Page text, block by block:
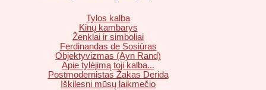
Tylos kalba
Kinų kambarys
Ženklai ir simboliai
Ferdinandas de Sosiūras
Objektyvizmas (Ayn Rand)
Apie tylėjimą toji kalba...
Postmodernistas Žakas Derida
Iškilesni mūsų laikmečio